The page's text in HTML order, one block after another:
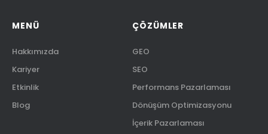
MENÜ
Hakkımızda
Kariyer
Etkinlik
Blog
ÇÖZÜMLER
GEO
SEO
Performans Pazarlaması
Dönüşüm Optimizasyonu
İçerik Pazarlaması